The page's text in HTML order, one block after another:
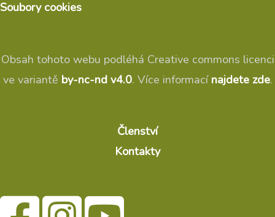
Soubory cookies
Obsah tohoto webu podléhá Creative commons licenci
ve variantě by-nc-nd v4.0. Více informací najdete zde.
Členství
Kontakty